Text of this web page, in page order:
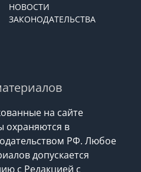
НОВОСТИ
ЗАКОНОДАТЕЛЬСТВА
на сайте
охраняются в
РФ. Любое
допускается
с Редакцией с